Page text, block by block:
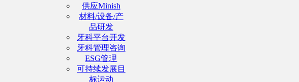
供应Minish
材料/设备/产
品研发
牙科平台开发
牙科管理咨询
ESG管理
可持续发展目
标运动